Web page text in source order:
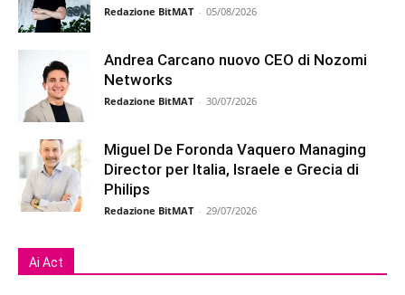
Redazione BitMAT - 05/08/2026
Andrea Carcano nuovo CEO di Nozomi
Networks
Redazione BitMAT - 30/07/2026
Miguel De Foronda Vaquero Managing
Director per Italia, Israele e Grecia di
Philips
Redazione BitMAT - 29/07/2026
Ai Act